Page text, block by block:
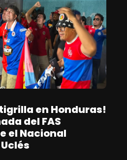
en Honduras!
del FAS
el Nacional